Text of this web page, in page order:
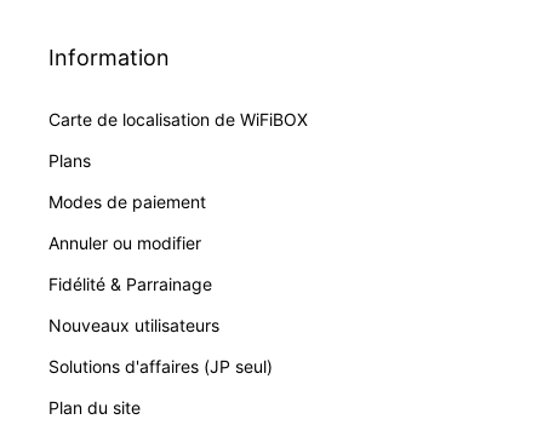
Information
Carte de localisation de WiFiBOX
Plans
Modes de paiement
Annuler ou modifier
Fidélité & Parrainage
Nouveaux utilisateurs
Solutions d'affaires (JP seul)
Plan du site